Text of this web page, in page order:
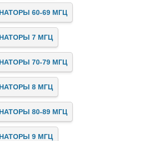
60-69 МГЦ
7 МГЦ
70-79 МГЦ
8 МГЦ
80-89 МГЦ
9 МГЦ